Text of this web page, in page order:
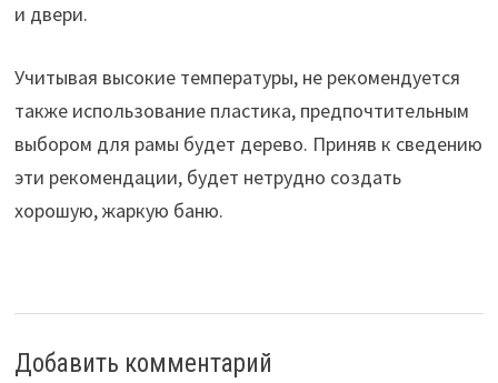
и двери.
Учитывая высокие температуры, не рекомендуется
также использование пластика, предпочтительным
выбором для рамы будет дерево. Приняв к сведению
эти рекомендации, будет нетрудно создать
хорошую, жаркую баню.
Добавить комментарий